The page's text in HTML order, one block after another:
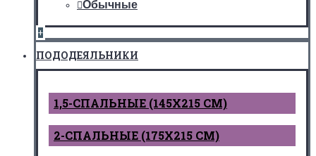
Обычные
+
ПОДОДЕЯЛЬНИКИ
1,5-СПАЛЬНЫЕ (145Х215 СМ)
2-СПАЛЬНЫЕ (175Х215 СМ)